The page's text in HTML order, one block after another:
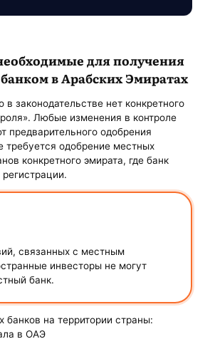
для получения
в Арабских Эмиратах
в законодательстве нет конкретного
Любые изменения в контроле
предварительного одобрения
требуется одобрение местных
конкретного эмирата, где банк
связанных с местным
инвесторы не могут
банк.
банков на территории страны:
в ОАЭ